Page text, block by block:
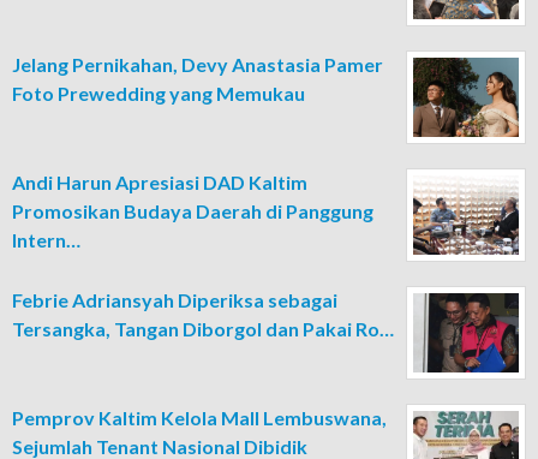
Jelang Pernikahan, Devy Anastasia Pamer
Foto Prewedding yang Memukau
Andi Harun Apresiasi DAD Kaltim
Promosikan Budaya Daerah di Panggung
Intern…
Febrie Adriansyah Diperiksa sebagai
Tersangka, Tangan Diborgol dan Pakai Ro…
Pemprov Kaltim Kelola Mall Lembuswana,
Sejumlah Tenant Nasional Dibidik